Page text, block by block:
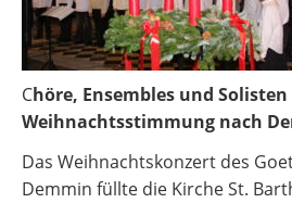
Chöre, Ensembles und
Weihnachtsstimmung nach
Das Weihnachtskonzert des
Demmin füllte die Kirche St.